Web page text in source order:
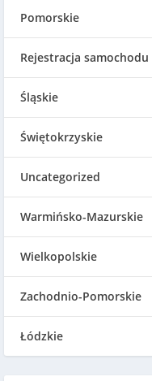
Pomorskie
Rejestracja samochodu
Śląskie
Świętokrzyskie
Uncategorized
Warmińsko-Mazurskie
Wielkopolskie
Zachodnio-Pomorskie
Łódzkie